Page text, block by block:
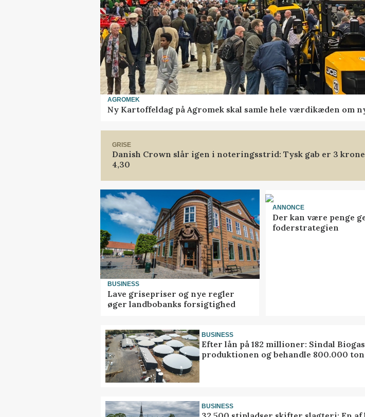
AGROMEK
Ny Kartoffeldag på Agromek skal samle hele værdikæden om
GRISE
Danish Crown slår igen i noteringsstrid: Tysk gab er 3
4,30
BUSINESS
Lave grisepriser og nye regler
øger landbobanks forsigtighed
ANNONCE
Der kan være penge
foderstrategien
BUSINESS
Efter lån på 182 millioner: Sindal
produktionen og behandle 800.000 ton
BUSINESS